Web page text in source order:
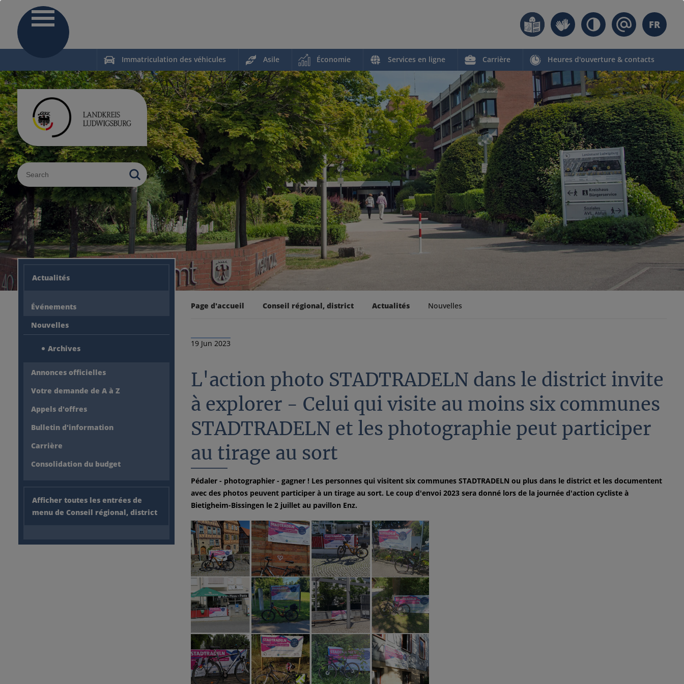
FR
Immatriculation des véhicules Asile Économie Services en ligne Carrière Heures d'ouverture & contacts
Sucheingabe
Actualités
Événements
Nouvelles
Archives
Annonces officielles
Votre demande de A à Z
Appels d'offres
Bulletin d'information
Carrière
Consolidation du budget
Afficher toutes les entrées de
menu de Conseil régional, district
Page d'accueil Conseil régional, district Actualités Nouvelles
19 Jun 2023
L'action photo STADTRADELN dans le district invite
à explorer - Celui qui visite au moins six communes
STADTRADELN et les photographie peut participer
au tirage au sort
Pédaler - photographier - gagner ! Les personnes qui visitent six communes STADTRADELN ou plus dans le district et les documentent
avec des photos peuvent participer à un tirage au sort. Le coup d'envoi 2023 sera donné lors de la journée d'action cycliste à
Bietigheim-Bissingen le 2 juillet au pavillon Enz.